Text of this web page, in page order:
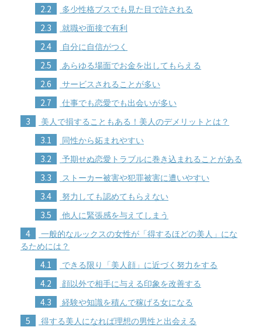
2.2 多少性格ブスでも見た目で許される
2.3 就職や面接で有利
2.4 自分に自信がつく
2.5 あらゆる場面でお金を出してもらえる
2.6 サービスされることが多い
2.7 仕事でも恋愛でも出会いが多い
3 美人で損することもある！美人のデメリットとは？
3.1 同性から妬まれやすい
3.2 予期せぬ恋愛トラブルに巻き込まれることがある
3.3 ストーカー被害や犯罪被害に遭いやすい
3.4 努力しても認めてもらえない
3.5 他人に緊張感を与えてしまう
4
一般的なルックスの女性が「得するほどの美人」にな
るためには？
4.1 できる限り「美人顔」に近づく努力をする
4.2 顔以外で相手に与える印象を改善する
4.3 経験や知識を積んで稼げる女になる
5 得する美人になれば理想の男性と出会える